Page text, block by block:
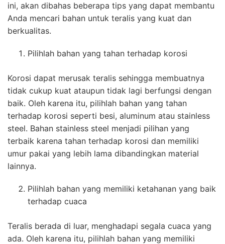
ini, akan dibahas beberapa tips yang dapat membantu
Anda mencari bahan untuk teralis yang kuat dan
berkualitas.
Pilihlah bahan yang tahan terhadap korosi
Korosi dapat merusak teralis sehingga membuatnya
tidak cukup kuat ataupun tidak lagi berfungsi dengan
baik. Oleh karena itu, pilihlah bahan yang tahan
terhadap korosi seperti besi, aluminum atau stainless
steel. Bahan stainless steel menjadi pilihan yang
terbaik karena tahan terhadap korosi dan memiliki
umur pakai yang lebih lama dibandingkan material
lainnya.
Pilihlah bahan yang memiliki ketahanan yang baik
terhadap cuaca
Teralis berada di luar, menghadapi segala cuaca yang
ada. Oleh karena itu, pilihlah bahan yang memiliki